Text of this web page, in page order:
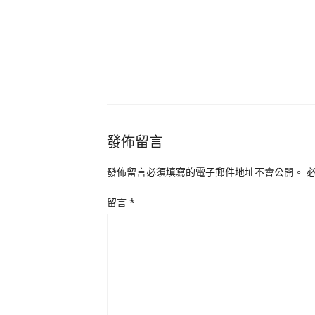
發佈留言
發佈留言必須填寫的電子郵件地址不會公開。
留言 *